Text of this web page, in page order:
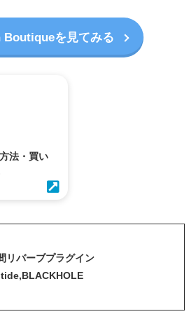
Boutiqueを見てみる
法・買い
リバーブプラグイン